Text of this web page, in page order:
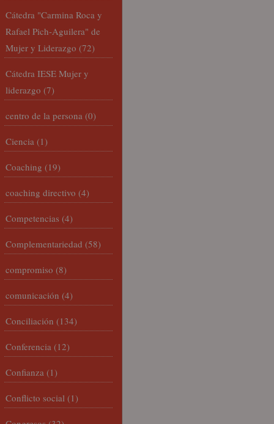
Cátedra "Carmina Roca y
Rafael Pich-Aguilera" de
Mujer y Liderazgo (72)
Cátedra IESE Mujer y
liderazgo (7)
centro de la persona (0)
Ciencia (1)
Coaching (19)
coaching directivo (4)
Competencias (4)
Complementariedad (58)
compromiso (8)
comunicación (4)
Conciliación (134)
Conferencia (12)
Confianza (1)
Conflicto social (1)